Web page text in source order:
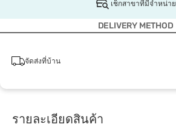
เช็กสาขาที่มีจำหน่าย
DELIVERY METHOD
จัดส่งที่บ้าน
รายละเอียดสินค้า